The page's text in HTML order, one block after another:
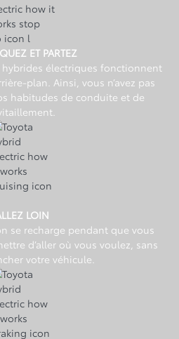
ET PARTEZ
électriques fonctionnent
plan. Ainsi, vous n’avez pas
habitudes de conduite et de
LOIN
se recharge pendant que vous
d’aller où vous voulez, sans
votre véhicule.